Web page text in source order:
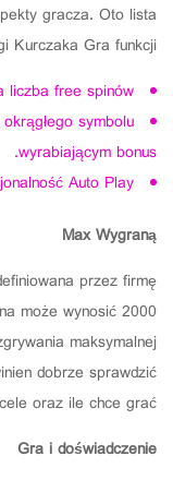
gracza. Oto lista
Kurczaka Gra funkcji:
liczba free spinów.
symbolu
wyrabiającym bonus.
Auto Play.
Max Wygraną
przez firmę
może wynosić 2000
maksymalnej
dobrze sprawdzić
oraz ile chce grać.
Gra i doświadczenie